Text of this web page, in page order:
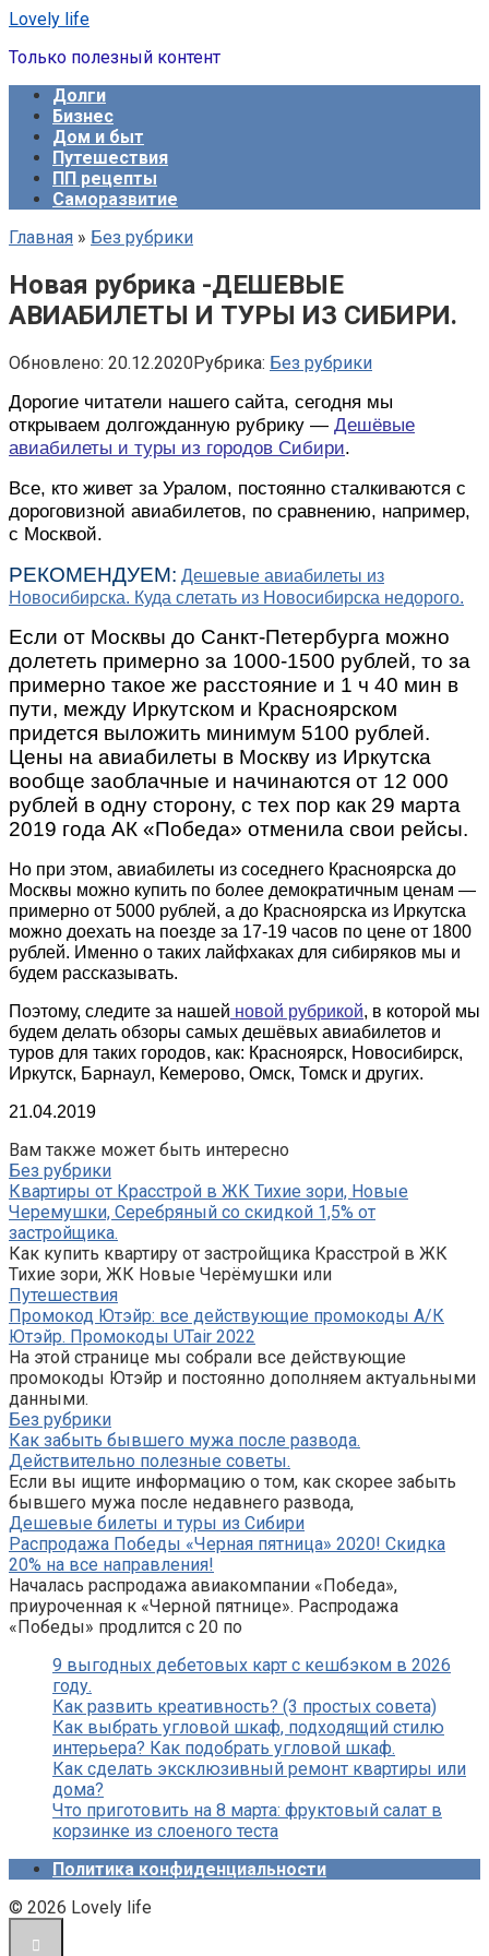
Перейти
контенту
Lovely life
Только полезный контент
Долги
Бизнес
Дом и быт
Путешествия
ПП рецепты
Саморазвитие
Главная » Без рубрики
Новая рубрика -ДЕШЕВЫЕ
АВИАБИЛЕТЫ И ТУРЫ ИЗ СИБИРИ.
Обновлено: 20.12.2020Рубрика: Без рубрики
Дорогие читатели нашего сайта, сегодня мы
открываем долгожданную рубрику — Дешёвые
авиабилеты и туры из городов Сибири.
Все, кто живет за Уралом, постоянно сталкиваются с
дороговизной авиабилетов, по сравнению, например,
с Москвой.
РЕКОМЕНДУЕМ: Дешевые авиабилеты из
Новосибирска. Куда слетать из Новосибирска недорого.
Если от Москвы до Санкт-Петербурга можно
долететь примерно за 1000-1500 рублей, то за
примерно такое же расстояние и 1 ч 40 мин в
пути, между Иркутском и Красноярском
придется выложить минимум 5100 рублей.
Цены на авиабилеты в Москву из Иркутска
вообще заоблачные и начинаются от 12 000
рублей в одну сторону, с тех пор как 29 марта
2019 года АК «Победа» отменила свои рейсы.
Но при этом, авиабилеты из соседнего Красноярска до
Москвы можно купить по более демократичным ценам —
примерно от 5000 рублей, а до Красноярска из Иркутска
можно доехать на поезде за 17-19 часов по цене от 1800
рублей. Именно о таких лайфхаках для сибиряков мы и
будем рассказывать.
Поэтому, следите за нашей новой рубрикой, в которой мы
будем делать обзоры самых дешёвых авиабилетов и
туров для таких городов, как: Красноярск, Новосибирск,
Иркутск, Барнаул, Кемерово, Омск, Томск и других.
21.04.2019
Вам также может быть интересно
Без рубрики
Квартиры от Красстрой в ЖК Тихие зори, Новые
Черемушки, Серебряный со скидкой 1,5% от
застройщика.
Как купить квартиру от застройщика Красстрой в ЖК
Тихие зори, ЖК Новые Черёмушки или
Путешествия
Промокод Ютэйр: все действующие промокоды А/К
Ютэйр. Промокоды UTair 2022
На этой странице мы собрали все действующие
промокоды Ютэйр и постоянно дополняем актуальными
данными.
Без рубрики
Как забыть бывшего мужа после развода.
Действительно полезные советы.
Если вы ищите информацию о том, как скорее забыть
бывшего мужа после недавнего развода,
Дешевые билеты и туры из Сибири
Распродажа Победы «Черная пятница» 2020! Скидка
20% на все направления!
Началась распродажа авиакомпании «Победа»,
приуроченная к «Черной пятнице». Распродажа
«Победы» продлится с 20 по
9 выгодных дебетовых карт с кешбэком в 2026
году.
Как развить креативность? (3 простых совета)
Как выбрать угловой шкаф, подходящий стилю
интерьера? Как подобрать угловой шкаф.
Как сделать эксклюзивный ремонт квартиры или
дома?
Что приготовить на 8 марта: фруктовый салат в
корзинке из слоеного теста
Политика конфиденциальности
© 2026 Lovely life